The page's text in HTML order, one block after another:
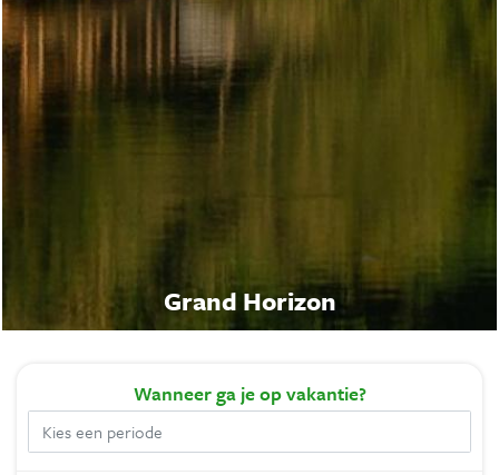
Grand Horizon
Wanneerga je op vakantie?